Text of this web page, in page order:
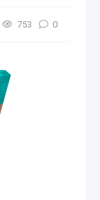
753 0